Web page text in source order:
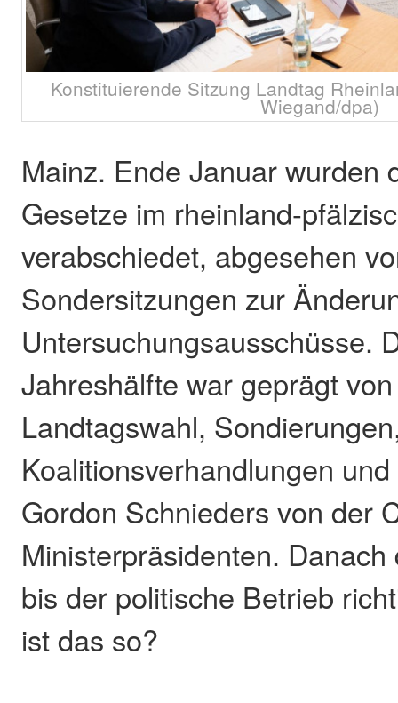
Konstituierende Sitzung Landtag
Wiegand/dpa)
Mainz. Ende Januar wurden
Gesetze im rheinland-
verabschiedet, abgesehen
Sondersitzungen zur
Untersuchungsausschüsse.
Jahreshälfte war geprägt
Landtagswahl,
Koalitionsverhandlungen
Gordon Schnieders von der
Ministerpräsidenten.
bis der politische Betrieb
ist das so?